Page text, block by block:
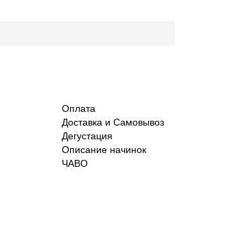
Оплата
Доставка и Самовывоз
Дегустация
Описание начинок
ЧАВО